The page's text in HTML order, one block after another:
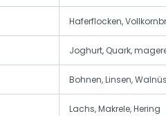
Haferflocken,
Joghurt, Quark,
Bohnen, Linsen,
Lachs, Makrele, Hering